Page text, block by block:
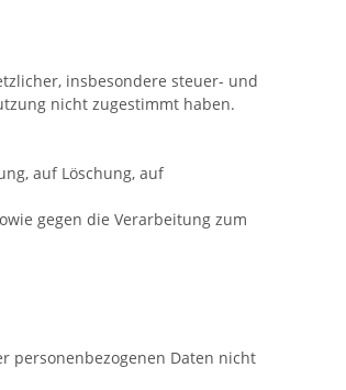
insbesondere steuer- und
nicht zugestimmt haben.
auf Löschung, auf
gegen die Verarbeitung zum
personenbezogenen Daten nicht